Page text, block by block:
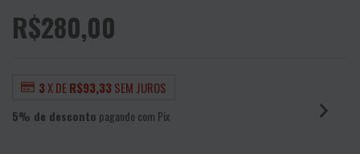
R$280,00
3X DER$93,33SEM JUROS
5% de desconto pagando com Pix